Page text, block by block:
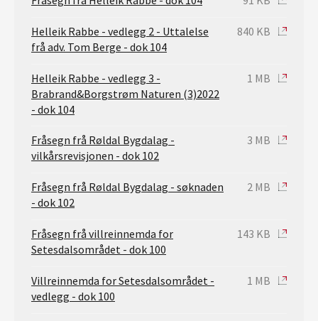
Helleik Rabbe - vedlegg 2 - Uttalelse
frå adv. Tom Berge - dok 104
840 KB
Helleik Rabbe - vedlegg 3 -
Brabrand&Borgstrøm Naturen (3)2022
- dok 104
1 MB
Fråsegn frå Røldal Bygdalag -
vilkårsrevisjonen - dok 102
3 MB
Fråsegn frå Røldal Bygdalag - søknaden
- dok 102
2 MB
Fråsegn frå villreinnemda for
Setesdalsområdet - dok 100
143 KB
Villreinnemda for Setesdalsområdet -
vedlegg - dok 100
1 MB